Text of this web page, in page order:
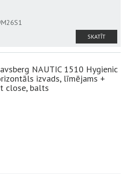
SKATĪT
NAUTIC 1510 Hygienic
izvads, līmējams +
close, balts